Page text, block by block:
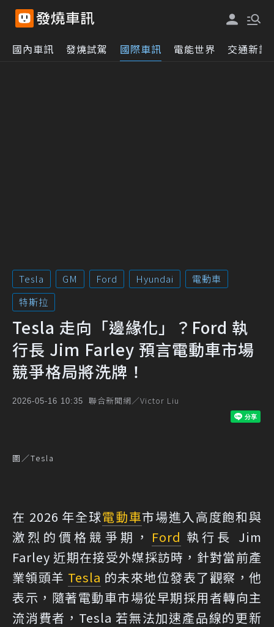
國內車訊 發燒試駕 國際車訊 電能世界 交通新訊
Tesla GM Ford Hyundai
電動車
特斯拉
Tesla 走向「邊緣化」？Ford 執
行長 Jim Farley 預言電動車市場
競爭格局將洗牌！
2026-05-16 10:35 聯合新聞網／Victor Liu
圖／Tesla
在 2026 年全球電動車市場進入高度飽和與
激烈的價格競爭期， Ford 執行長 Jim
Farley 近期在接受外媒採訪時，針對當前產
業領頭羊 Tesla 的未來地位發表了觀察，他
表示，隨著電動車市場從早期採用者轉向主
流消費者，Tesla 若無法加速產品線的更新